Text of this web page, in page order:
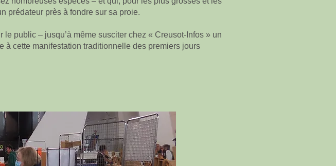
prédateur près à fondre sur sa proie.
public – jusqu’à même susciter chez « Creusot-Infos » un
à cette manifestation traditionnelle des premiers jours